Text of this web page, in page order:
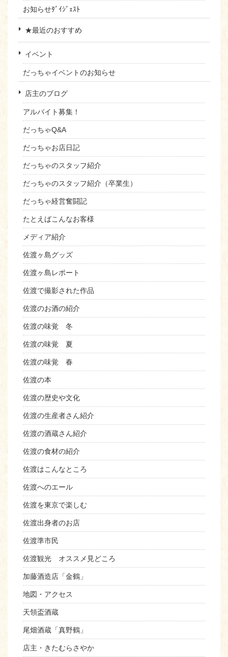
お知らせﾀﾞｲｼﾞｪｽﾄ
★最近のおすすめ
イベント
だっちゃイベントのお知らせ
店主のブログ
アルバイト募集！
だっちゃQ&A
だっちゃお店日記
だっちゃのスタッフ紹介
だっちゃのスタッフ紹介（卒業生）
だっちゃ経営奮闘記
たとえばこんなお客様
メディア紹介
佐渡ヶ島グッズ
佐渡ヶ島レポート
佐渡で撮影された作品
佐渡のお酒の紹介
佐渡の味覚 冬
佐渡の味覚 夏
佐渡の味覚 春
佐渡の本
佐渡の歴史や文化
佐渡の生産者さん紹介
佐渡の酒蔵さん紹介
佐渡の食材の紹介
佐渡はこんなところ
佐渡へのエール
佐渡を東京で楽しむ
佐渡出身者のお店
佐渡準市民
佐渡観光 オススメ見どころ
加藤酒造店「金鶴」
地図・アクセス
天領盃酒蔵
尾畑酒蔵「真野鶴」
店主・きたむらさやか